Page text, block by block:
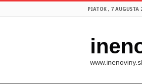
PIATOK , 7 AUGUSTA